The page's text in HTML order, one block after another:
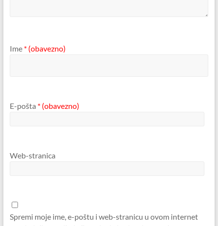
Ime * (obavezno)
E-pošta * (obavezno)
Web-stranica
Spremi moje ime, e-poštu i web-stranicu u ovom internet